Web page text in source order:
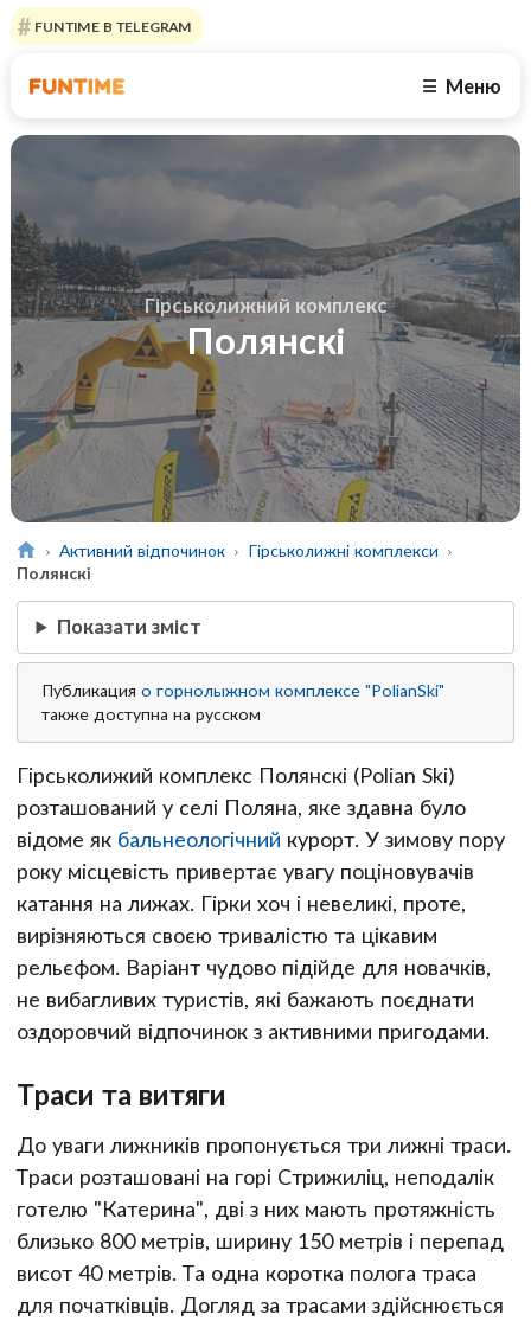
FUNTIME В TELEGRAM
☰ Меню
Гірськолижний комплекс
Полянскі
Активний відпочинок
Гірськолижні комплекси
Полянскі
Показати зміст
Публикацияо горнолыжном комплексе "PolianSki"
также доступна на русском
Гірськолижий комплекс Полянскі (Polian Ski)
розташований у селі Поляна, яке здавна було
відоме як бальнеологічний курорт. У зимову пору
року місцевість привертає увагу поціновувачів
катання на лижах. Гірки хоч і невеликі, проте,
вирізняються своєю тривалістю та цікавим
рельєфом. Варіант чудово підійде для новачків,
не вибагливих туристів, які бажають поєднати
оздоровчий відпочинок з активними пригодами.
Траси та витяги
До уваги лижників пропонується три лижні траси.
Траси розташовані на горі Стрижиліц, неподалік
готелю "Катерина", дві з них мають протяжність
близько 800 метрів, ширину 150 метрів і перепад
висот 40 метрів. Та одна коротка полога траса
для початківців. Догляд за трасами здійснюється